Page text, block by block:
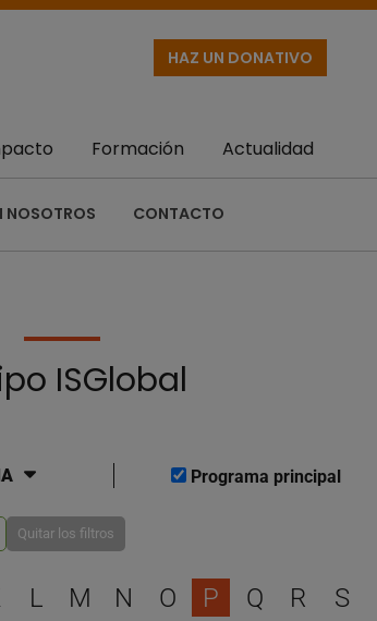
HAZ UN DONATIVO
NOSOTROS CONTACTO
Formación Actualidad
ISGlobal
Programa principal
Quitar los filtros
Selecciona una letra para filtrar
L M N O P Q R S